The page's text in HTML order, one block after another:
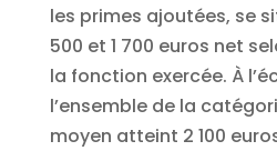
les primes ajoutées, se
500 et 1 700 euros net
la fonction exercée. À
l’ensemble de la
moyen atteint 2 100